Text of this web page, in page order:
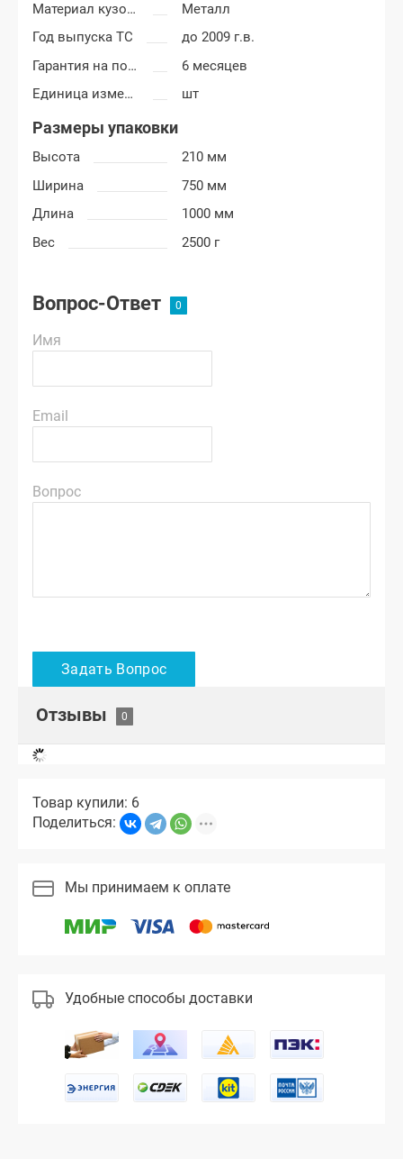
Материал кузовных деталей
Металл
Год выпуска ТС
до 2009 г.в.
Гарантия на покраску
6 месяцев
Единица измерения
шт
Размеры упаковки
Высота
210 мм
Ширина
750 мм
Длина
1000 мм
Вес
2500 г
Вопрос-Ответ
Имя
Email
Вопрос
Отзывы
Товар купили: 6
Поделиться:
Мы принимаем к оплате
Удобные способы доставки